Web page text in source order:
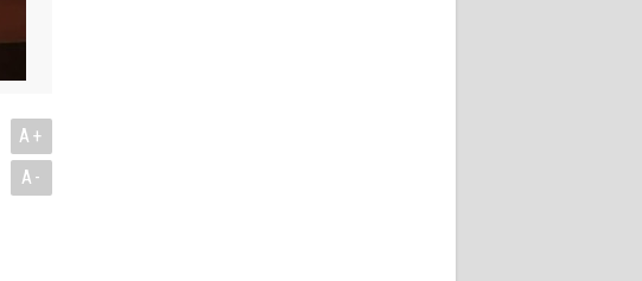
A+
A-